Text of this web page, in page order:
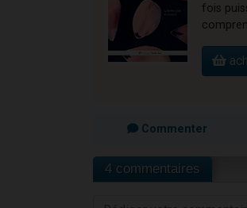
fois
Commenter
4 commentaires